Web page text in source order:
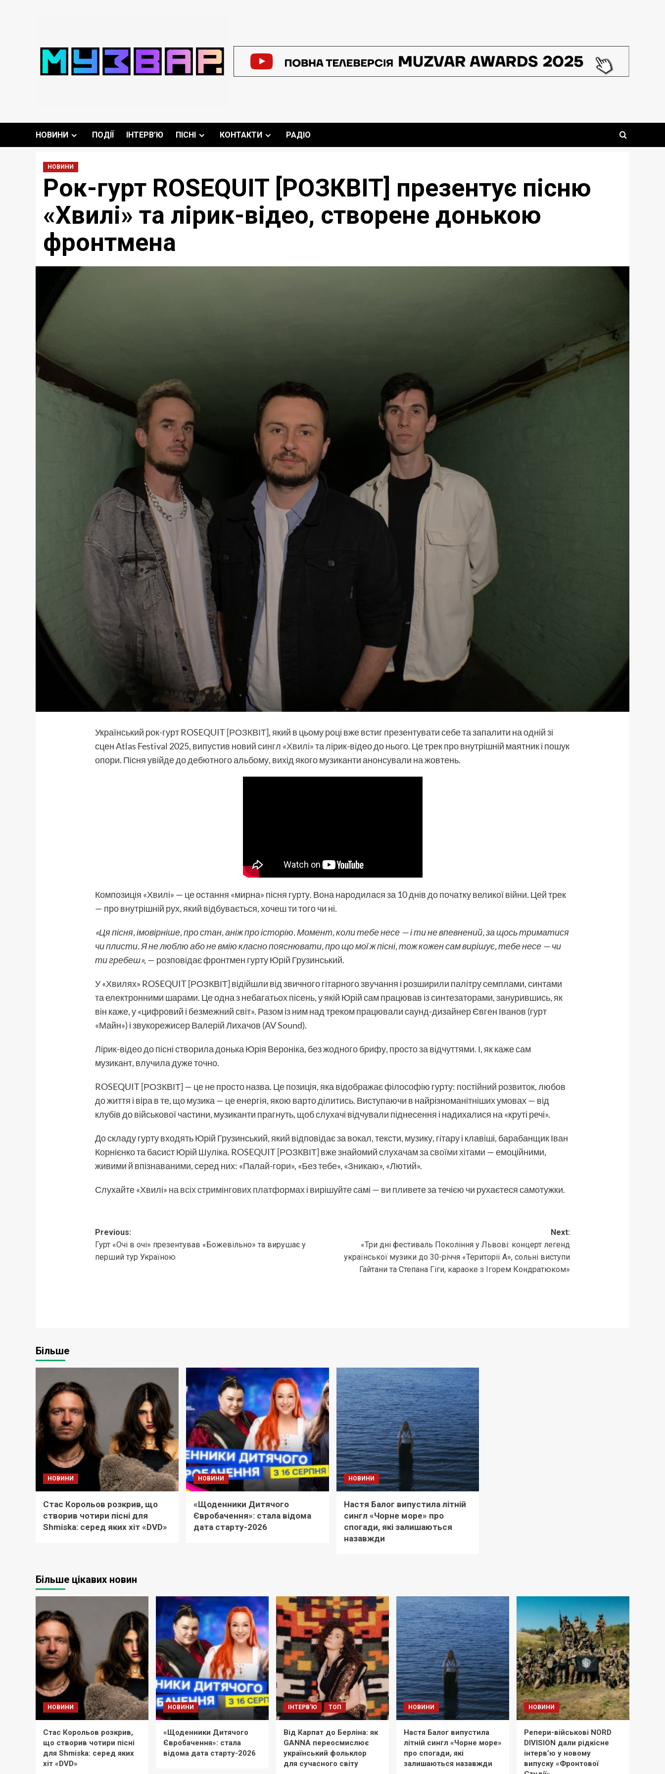
НОВИНИ ПОДІЇ ІНТЕРВ’Ю ПІСНІ КОНТАКТИ РАДІО
НОВИНИ
Рок-гурт ROSEQUIT [РОЗКВІТ] презентує пісню
«Хвилі» та лірик-відео, створене донькою
фронтмена
Український рок-гуртROSEQUIT [РОЗКВІТ], який в цьому році вже встиг презентувати себе та запалити на одній зі
сцен Atlas Festival 2025, випустив новий сингл «Хвилі»та лірик-відео до нього. Це трек про внутрішній маятник і пошук
опори. Пісня увійде до дебютного альбому, вихід якого музиканти анонсували на жовтень.
Композиція «Хвилі» — це остання «мирна» пісня гурту. Вона народилася за 10 днів до початку великої війни. Цей трек
— про внутрішній рух, який відбувається, хочеш ти того чи ні.
«Ця пісня,імовірніше, простан, аніж про історію. Момент, коли тебе несе — і ти не впевнений, за щось триматися
чи плисти. Я не люблю або не вмію класно пояснювати, про що мої ж пісні, тож кожен сам вирішує, тебе несе — чи
ти гребеш»,— розповідає фронтмен гурту Юрій Грузинський.
У «Хвилях» ROSEQUIT [РОЗКВІТ] відійшли від звичного гітарного звучання і розширили палітру семплами, синтами
та електронними шарами. Це одна з небагатьох пісень, у якій Юрій сам працював із синтезаторами, занурившись, як
він каже, у «цифровий і безмежний світ». Разом із ним над треком працювали саунд-дизайнер Євген Іванов (гурт
«Майн») і звукорежисер Валерій Лихачов (AV Sound).
Лірик-відео до пісні створила донька Юрія Вероніка, без жодного брифу, просто за відчуттями. І, як каже сам
музикант, влучила дуже точно.
ROSEQUIT [РОЗКВІТ] — це не просто назва. Це позиція, яка відображає філософію гурту: постійний розвиток, любов
до життя і віра в те, що музика — це енергія, якою варто ділитись. Виступаючи в найрізноманітніших умовах — від
клубів до військової частини, музиканти прагнуть, щоб слухачі відчували піднесення і надихалися на «круті речі».
До складу гурту входять Юрій Грузинський, який відповідає за вокал, тексти, музику, гітару і клавіші, барабанщик Іван
Корнієнко та басист Юрій Шуліка. ROSEQUIT [РОЗКВІТ] вже знайомий слухачамза своїми хітами — емоційними,
живими й впізнаваними, серед них: «Палай-гори», «Без тебе», «Зникаю», «Лютий».
Слухайте «Хвилі» на всіх стримінгових платформахі вирішуйте самі — ви пливете за течією чи рухаєтеся самотужки.
Post
navigation
Previous:
Гурт «Очі в очі» презентував «Божевільно» та вирушає у
перший тур Україною
Next:
«Три дні фестиваль Покоління у Львові: концерт легенд
української музики до 30-річчя «Території А», сольні виступи
Гайтани та Степана Гіги, караоке з Ігорем Кондратюком»
Більше
НОВИНИ
Стас Корольов розкрив, що
створив чотири пісні для
Shmiska: серед яких хіт «DVD»
НОВИНИ
«Щоденники Дитячого
Євробачення»: стала відома
дата старту-2026
НОВИНИ
Настя Балог випустила літній
сингл «Чорне море» про
спогади, які залишаються
назавжди
Більше цікавих новин
НОВИНИ
Стас Корольов розкрив,
що створив чотири пісні
для Shmiska: серед яких
хіт «DVD»
НОВИНИ
«Щоденники Дитячого
Євробачення»: стала
відома дата старту-2026
ІНТЕРВ'Ю ТОП
Від Карпат до Берліна: як
GANNA переосмислює
український фольклор
для сучасного світу
НОВИНИ
Настя Балог випустила
літній сингл «Чорне море»
про спогади, які
залишаються назавжди
НОВИНИ
Репери-військові NORD
DIVISION дали рідкісне
інтерв’ю у новому
випуску «Фронтової